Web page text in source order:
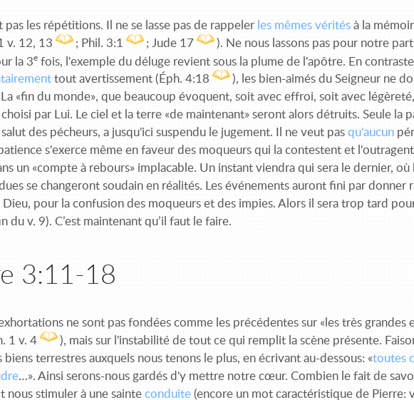
pas les répétitions. Il ne se lasse pas de rappeler les mêmes vérités à la
v. 12, 13
; Phil. 3:1 ; Jude 17
). Ne nous lassons pas pour notre
la 3e fois, l'exemple du déluge revient sous la plume de l'apôtre. En
tout avertissement (Éph. 4:18
), les bien-aimés du Seigneur ne
«fin du monde», que beaucoup évoquent, soit avec effroi, soit avec
par Lui. Le ciel et la terre «de maintenant» seront alors détruits. Seule la
des pécheurs, a jusqu'ici suspendu le jugement. Il ne veut pasqu'aucun
s'exerce même en faveur des moqueurs qui la contestent et
un «compte à rebours» implacable. Un instant viendra qui sera le dernier, où
se changeront soudain en réalités. Les événements auront fini par donner
Dieu, pour la confusion des moqueurs et des impies. Alors il sera trop tard
du v. 9). C’est maintenant qu’il faut le faire.
3:11-18
ne sont pas fondées comme les précédentes sur «les très grandes
1 v. 4
), mais sur l'instabilité de tout ce qui remplit la scène présente.
biens terrestres auxquels nous tenons le plus, en écrivant au-dessous: «toutes
…». Ainsi serons-nous gardés d'y mettre notre cœur. Combien le fait de
nous stimuler à une sainteconduite (encore un mot caractéristique de Pierre: